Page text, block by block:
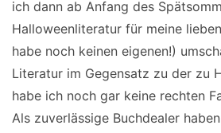
ich dann ab Anfang des
Halloweenliteratur für meine
habe noch keinen eigenen!)
Literatur im Gegensatz zu der zu
habe ich noch gar keine rechten
Als zuverlässige Buchdealer